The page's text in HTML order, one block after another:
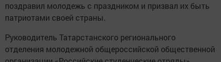
поздравил молодежь с праздником и призвал их быть
патриотами своей страны.
Руководитель Татарстанского регионального
отделения молодежной общероссийской общественной